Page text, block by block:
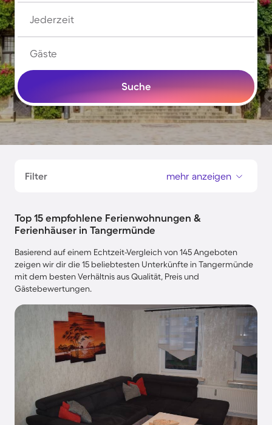
Jederzeit
Gäste
Suche
Filter mehr anzeigen
Top 15 empfohlene Ferienwohnungen &
Ferienhäuser in Tangermünde
Basierend auf einem Echtzeit-Vergleich von 145 Angeboten
zeigen wir dir die 15 beliebtesten Unterkünfte in Tangermünde
mit dem besten Verhältnis aus Qualität, Preis und
Gästebewertungen.